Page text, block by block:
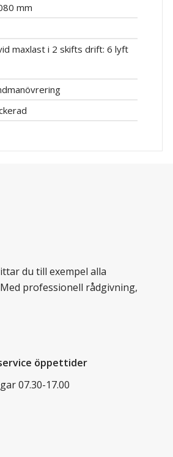
mm
maxlast i 2 skifts drift: 6 lyft
du till exempel alla
professionell rådgivning,
öppettider
07.30-17.00